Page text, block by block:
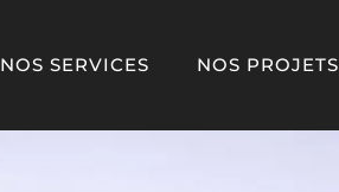
NOS SERVICES NOS PROJETS